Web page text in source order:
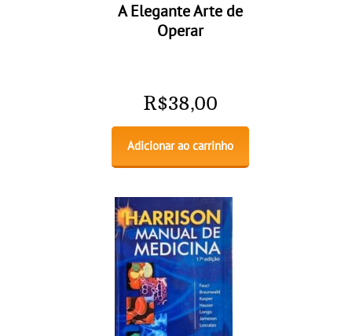
A Elegante Arte de
Operar
R$38,00
Adicionar ao carrinho